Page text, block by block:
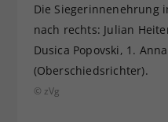
Die Siegerinnenehrung
nach rechts: Julian
Dusica Popovski, 1.
(Oberschiedsrichter).
© zVg